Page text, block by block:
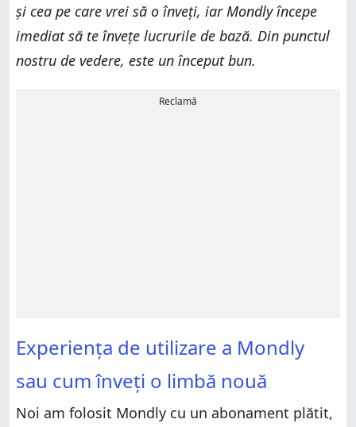
și cea pe care vrei să o înveți, iar Mondly începe
imediat să te învețe lucrurile de bază. Din punctul
nostru de vedere, este un început bun.
Reclamă
Experiența de utilizare a Mondly
sau cum înveți o limbă nouă
Noi am folosit Mondly cu un abonament plătit,